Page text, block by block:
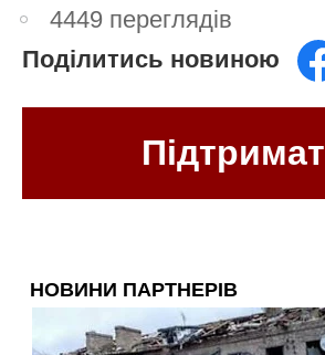
4449 переглядів
Поділитись новиною